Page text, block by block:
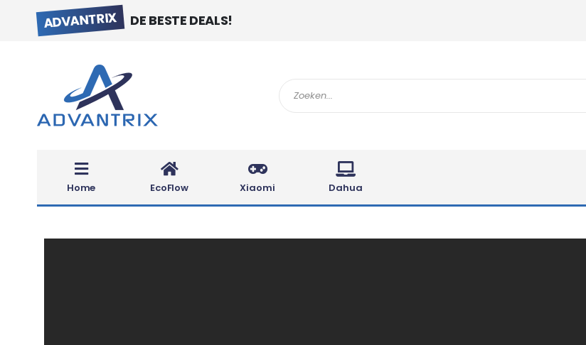
ADVANTRIX DE BESTE DEALS!
Search
Home EcoFlow Xiaomi Dahua